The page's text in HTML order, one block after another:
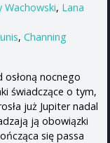
Wachowski, Lana
, Channing
osłoną nocnego
świadczące o tym,
już Jupiter nadal
ją obowiązki
się passa